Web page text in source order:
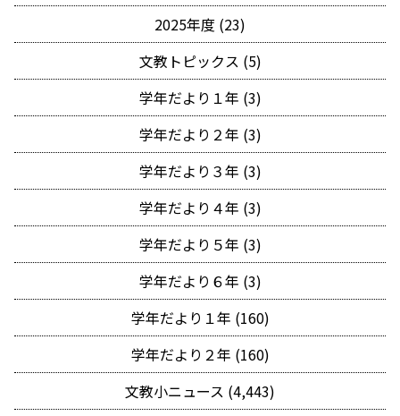
2025年度 (23)
文教トピックス (5)
学年だより１年 (3)
学年だより２年 (3)
学年だより３年 (3)
学年だより４年 (3)
学年だより５年 (3)
学年だより６年 (3)
学年だより１年 (160)
学年だより２年 (160)
文教小ニュース (4,443)